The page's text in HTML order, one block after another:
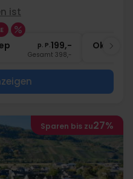
ist
p. P.199,-
Gesamt 398,-
Okt
Sparen bis zu27%